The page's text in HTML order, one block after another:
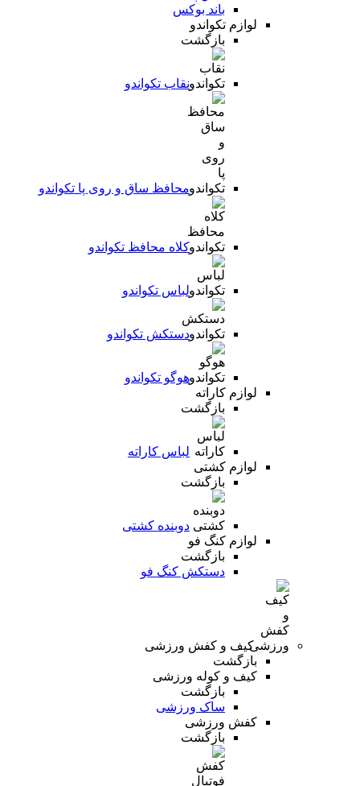
باند بوکس
لوازم تکواندو
بازگشت
نقاب تکواندو
محافظ ساق و روی پا تکواندو
کلاه محافظ تکواندو
لباس تکواندو
دستکش تکواندو
هوگو تکواندو
لوازم کاراته
بازگشت
لباس کاراته
لوازم کشتی
بازگشت
دوبنده کشتی
لوازم کنگ فو
بازگشت
دستکش کنگ فو
کیف و کفش ورزشی
بازگشت
کیف و کوله ورزشی
بازگشت
ساک ورزشی
کفش ورزشی
بازگشت